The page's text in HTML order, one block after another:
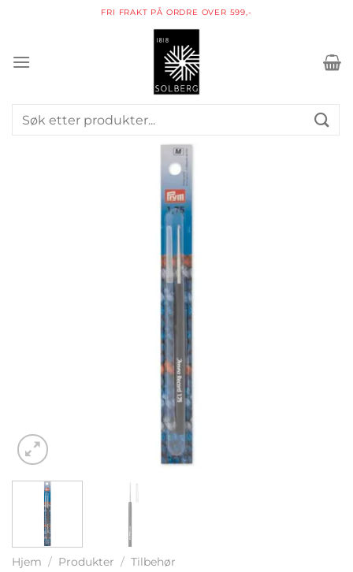
FRI FRAKT PÅ ORDRE OVER 599,-
Søk
etter:
Hjem / Produkter / Tilbehør